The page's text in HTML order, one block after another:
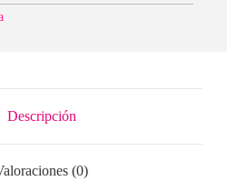
Descripción
(0)